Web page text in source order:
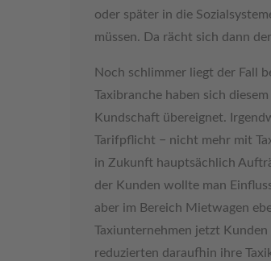
oder später in die
müssen. Da rächt sich dann
Noch schlimmer liegt der Fall
Taxibranche haben sich
Kundschaft übereignet.
Tarifpflicht − nicht mehr mit
in Zukunft hauptsächlich
der Kunden wollte man
aber im Bereich Mietwagen
Taxiunternehmen jetzt
reduzierten daraufhin ihre